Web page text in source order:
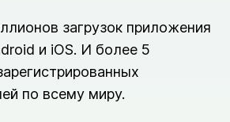
загрузок приложения
и iOS. И более 5
по всему миру.